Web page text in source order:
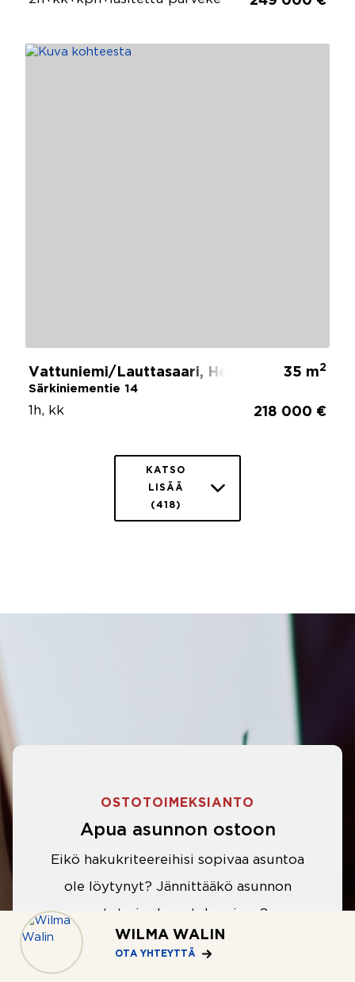
WILMA WALIN
OTA YHTEYTTÄ
Vattuniemi/Lauttasaari, Helsinki
Särkiniementie 14
35 m2
1h, kk 218 000 €
KATSO
LISÄÄ
(418)
OSTOTOIMEKSIANTO
Apua asunnon ostoon
Eikö hakukriteereihisi sopivaa asuntoa
ole löytynyt? Jännittääkö asunnon
ostotarjouksen tekeminen?
Välittäjämme auttavat sinua kaikissa
asunnon ostoon liittyvissä asioissa.